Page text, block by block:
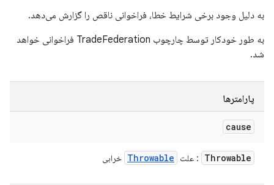
به دلیل وجود برخی شرایط خطا، فراخوانی ناقص را گزارش می‌دهد.
به طور خودکار توسط چارچوب TradeFederation فراخوانی خواهد
شد.
پارامترها
cause
Throwable : علت Throwable خرابی